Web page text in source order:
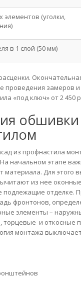
(уголки,
в 1 слой (50 мм)
проведения замеров
«под ключ» от 2 450
из профнастила
начальном этапе
материала. Для
из нее
подлежащие отделке.
фронтонов,
элементы –
торцевые и откосные
монтажа